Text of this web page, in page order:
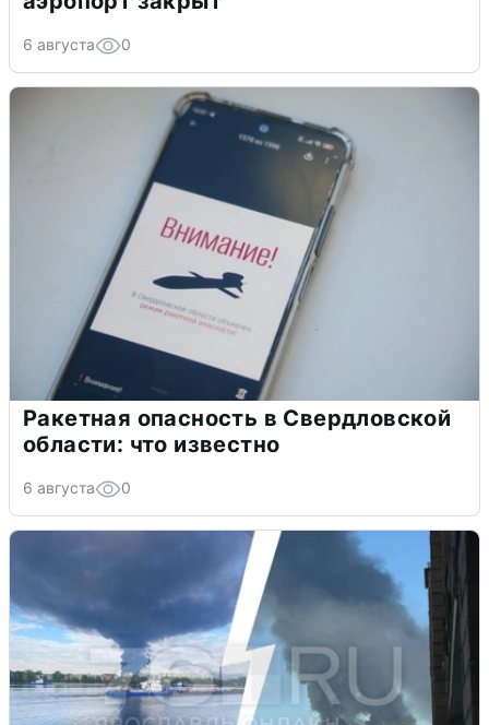
6 августа 0
Ракетная опасность в Свердловской
области: что известно
6 августа 0